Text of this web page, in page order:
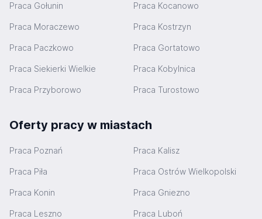
Praca Gołunin Praca Kocanowo
Praca Moraczewo Praca Kostrzyn
Praca Paczkowo Praca Gortatowo
Praca Siekierki Wielkie Praca Kobylnica
Praca Przyborowo Praca Turostowo
Oferty pracy w miastach
Praca Poznań Praca Kalisz
Praca Piła Praca Ostrów Wielkopolski
Praca Konin Praca Gniezno
Praca Leszno Praca Luboń